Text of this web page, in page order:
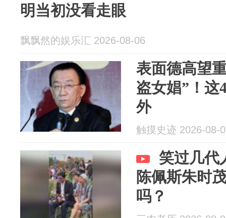
明当初没看走眼
飘飘然的娱乐汇 2026-08-06
表面德高望
盗女娼”！这
外
触摸史迹 2026-08-
笑过几代
陈佩斯朱时
吗？